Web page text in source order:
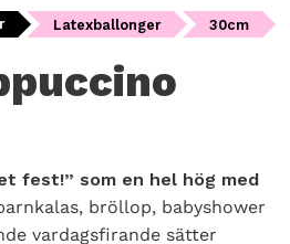
Latexballonger 30cm
fest!” som en hel hög med
bröllop, babyshower
vardagsfirande sätter